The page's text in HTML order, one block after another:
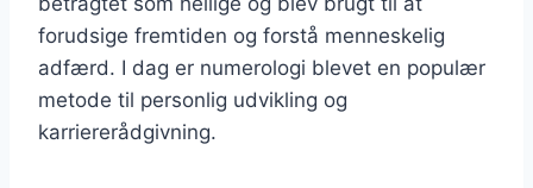
forudsige fremtiden og forstå menneskelig
adfærd. I dag er numerologi blevet en populær
metode til personlig udvikling og
karriererådgivning.